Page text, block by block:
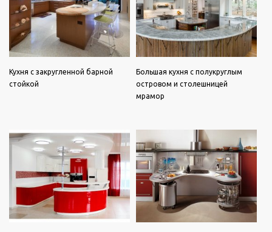
Кухня с закругленной барной
стойкой
Большая кухня с полукруглым
островом и столешницей
мрамор